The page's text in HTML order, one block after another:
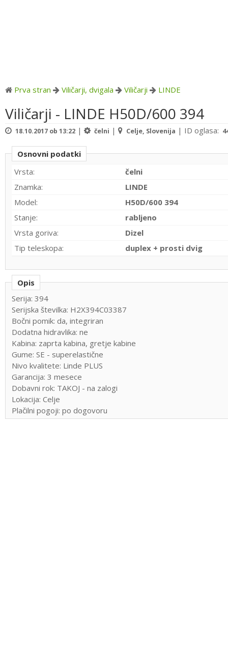
Prva stran Viličarji, dvigala Viličarji LINDE
Viličarji - LINDE H50D/600 394
18.10.2017 ob 13:22 | čelni | Celje, Slovenija | ID oglasa:
Osnovni podatki
Vrsta:
čelni
Znamka:
LINDE
Model:
H50D/600 394
Stanje:
rabljeno
Vrsta goriva:
Dizel
Tip teleskopa:
duplex + prosti dvig
Opis
Serija: 394
Serijska številka: H2X394C03387
Bočni pomik: da, integriran
Dodatna hidravlika: ne
Kabina: zaprta kabina, gretje kabine
Gume: SE - superelastične
Nivo kvalitete: Linde PLUS
Garancija: 3 mesece
Dobavni rok: TAKOJ - na zalogi
Lokacija: Celje
Plačilni pogoji: po dogovoru